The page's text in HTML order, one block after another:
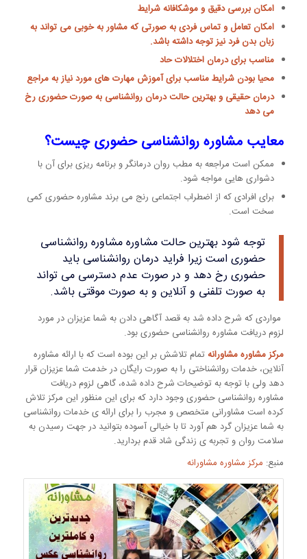
امکان بررسی دقیق و موشکافانه شرایط
امکان تعامل و تماس فردی به صورتی که مشاور به خوبی می تواند به
زبان بدن فرد نیز توجه داشته باشد.
مناسب برای درمان اختلالات حاد
محیا بودن شرایط مناسب برای آموزش مهارت های مورد نیاز به مراجع
درمان حقیقی و بهترین حالت درمان روانشناسی به صورت حضوری رخ
می دهد
معایب مشاوره روانشناسی حضوری چیست؟
ممکن است مراجعه به مطب روان درمانگر و برنامه ریزی برای آن با
دشواری هایی مواجه شود.
برای افرادی که از اضطراب اجتماعی رنج می برند مشاوره حضوری کمی
سخت است.
توجه شود بهترین حالت مشاوره مشاوره روانشناسی
حضوری است زیرا فراید درمان روانشناسی باید
حضوری رخ دهد و در صورت عدم دسترسی می تواند
به صورت تلفنی و آنلاین و به صورت موقتی باشد.
مواردی که شرح داده شد به قصد آگاهی دادن به شما عزیزان در مورد
لزوم دریافت مشاوره روانشناسی حضوری بود.
مرکز مشاوره مشاورانهتمام تلاشش بر این بوده است که با ارائه مشاوره
آنلاین، خدمات روانشناختی را به صورت رایگان در خدمت شما عزیزان قرار
دهد ولی با توجه به توضیحات شرح داده شده، گاهی لزوم دریافت
مشاوره روانشناسی حضوری وجود دارد که برای این منظور این مرکز تلاش
کرده است مشاورانی متخصص و مجرب را برای ارائه ی خدمات روانشناسی
به شما عزیزان گرد هم آورد تا با خیالی آسوده بتوانید در جهت رسیدن به
سلامت روان و تجربه ی زندگی شاد قدم بردارید.
منبع: مرکز مشاوره مشاورانه